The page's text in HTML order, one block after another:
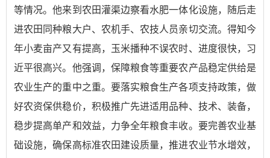
等情况。他来到农田灌渠边察看水肥一体化设施，随后走
进农田同种粮大户、农机手、农技人员亲切交流。得知今
年小麦亩产又有提高，玉米播种不误农时、进度很快，习
近平很高兴。他强调，保障粮食等重要农产品稳定供给是
农业生产的重中之重。要落实粮食生产各项支持政策，做
好农资保供稳价，积极推广先进适用品种、技术、装备，
稳步提高单产和效益，力争全年粮食丰收。要完善农业基
础设施，确保高标准农田建设质量，推进农业节水增效，